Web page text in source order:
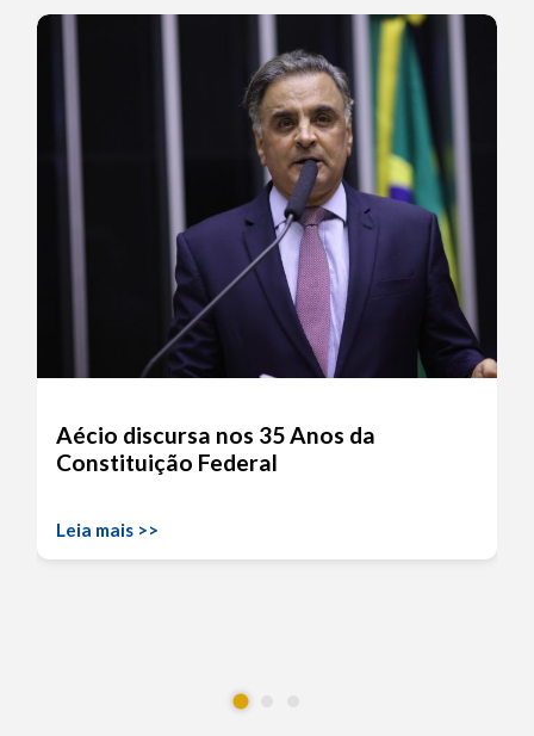
Aécio discursa nos 35 Anos da
Constituição Federal
Leia mais >>